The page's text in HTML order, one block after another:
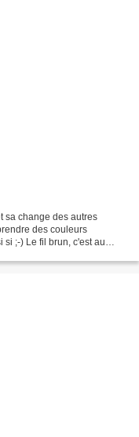
sa change des autres
des couleurs
si ;-) Le fil brun, c'est au